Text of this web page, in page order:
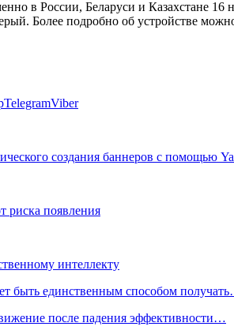
в России, Беларуси и Казахстане 16
Более подробно об устройстве
TelegramViber
создания баннеров с помощью
риска появления
интеллекту
быть единственным способом
после падения эффективности…